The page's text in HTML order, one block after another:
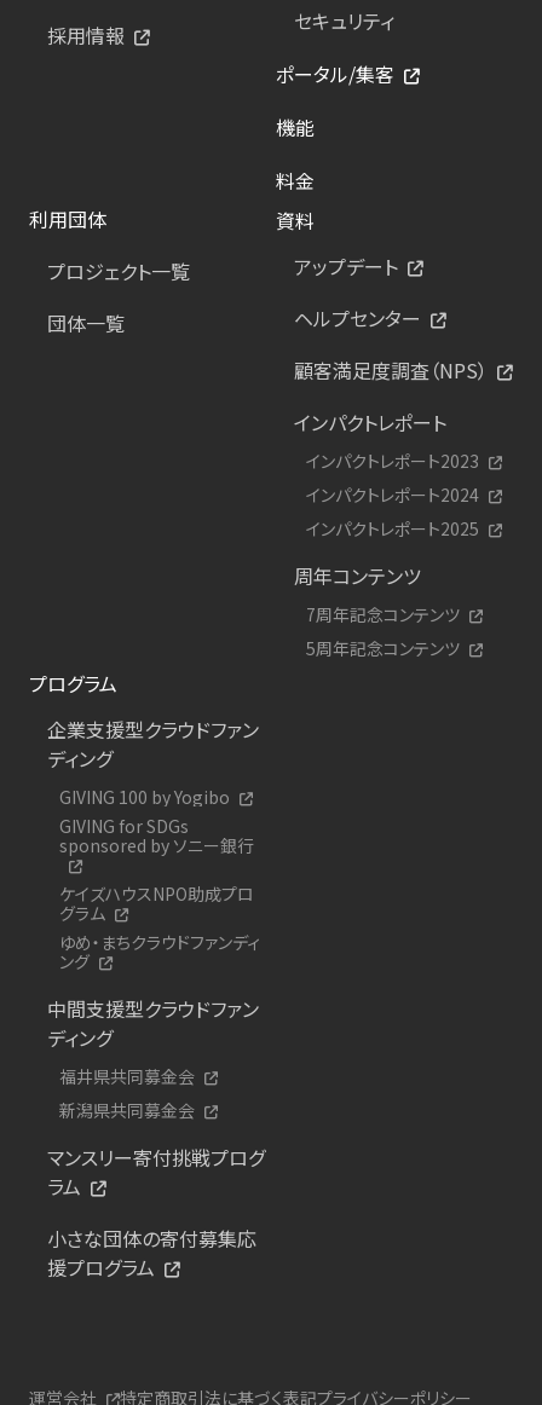
採用情報
セキュリティ
ポータル/集客
機能
料金
利用団体
プロジェクト一覧
団体一覧
資料
アップデート
ヘルプセンター
顧客満足度調査（NPS）
インパクトレポート
インパクトレポート2023
インパクトレポート2024
インパクトレポート2025
周年コンテンツ
7周年記念コンテンツ
5周年記念コンテンツ
プログラム
企業支援型クラウドファン
ディング
GIVING 100 by Yogibo
GIVING for SDGs
sponsored by ソニー銀行
ケイズハウスNPO助成プロ
グラム
ゆめ・まちクラウドファンディ
ング
中間支援型クラウドファン
ディング
福井県共同募金会
新潟県共同募金会
マンスリー寄付挑戦プログ
ラム
小さな団体の寄付募集応
援プログラム
運営会社 特定商取引法に基づく表記プライバシーポリシー